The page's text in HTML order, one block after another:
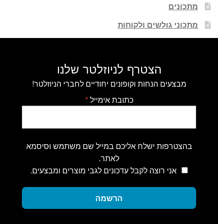
מתכונים
מתכוני גולשים ולקוחות
הצטרף לניוזלטר שלנו
מבצעים הנחות וקופונים יחודיים לחברי הניוזלטר!
כתובת אימייל*
בהצטרפות ישלח אליכם במייל שם משתמש וסיסמא
לאתר.
אני רוצה לקבל עדכונים לגבי מוצרים ומבצעים.
הרשמה